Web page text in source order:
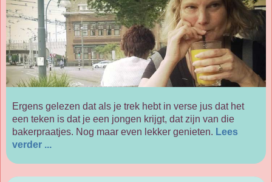
Ergens gelezen dat als je trek hebt in verse jus dat het
een teken is dat je een jongen krijgt, dat zijn van die
bakerpraatjes. Nog maar even lekker genieten. Lees
verder ...